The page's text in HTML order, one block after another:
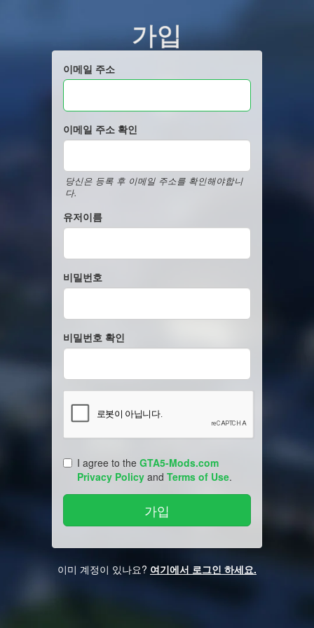
가입
이메일 주소
이메일 주소 확인
당신은 등록 후 이메일 주소를 확인해야합니
다.
유저이름
비밀번호
비밀번호 확인
I agree to the GTA5-Mods.com
Privacy Policy and Terms of Use.
이미 계정이 있나요? 여기에서 로그인 하세요.